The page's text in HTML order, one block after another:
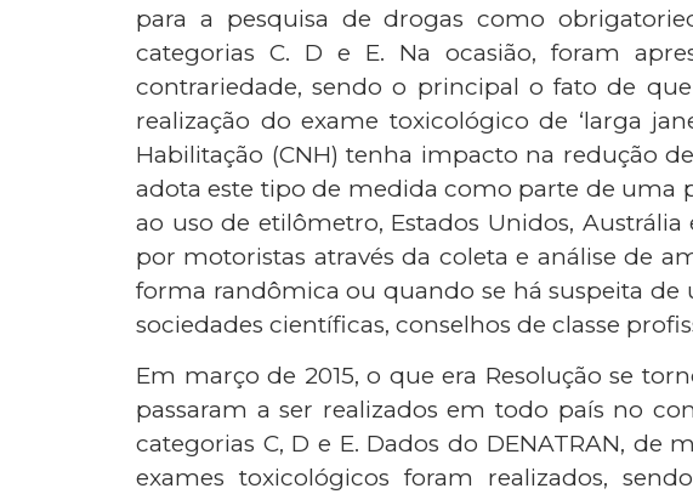
para a pesquisa de drogas como
categorias C. D e E. Na ocasião, foram
contrariedade, sendo o principal o fato de
realização do exame toxicológico de ‘larga
Habilitação (CNH) tenha impacto na redução
adota este tipo de medida como parte de uma
ao uso de etilômetro, Estados Unidos,
por motoristas através da coleta e análise de
forma randômica ou quando se há suspeita de
sociedades científicas, conselhos de classe
Em março de 2015, o que era Resolução se
passaram a ser realizados em todo país no
categorias C, D e E. Dados do DENATRAN, de
exames toxicológicos foram realizados,